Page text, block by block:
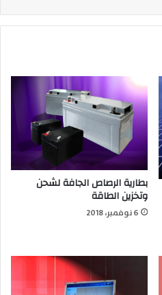
بطارية الرصاص الجافة لشحن
وتخزين الطاقة
6 نوفمبر، 2018